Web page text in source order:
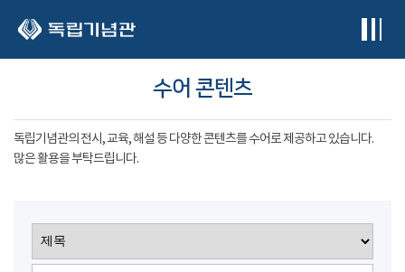
수어 콘텐츠
독립기념관의 전시, 교육, 해설 등 다양한 콘텐츠를 수어로 제공하고 있습니다.
많은 활용을 부탁드립니다.